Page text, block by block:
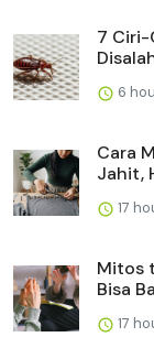
7 Ciri-
6
Cara
Jahit,
17
Mitos
Bisa
17